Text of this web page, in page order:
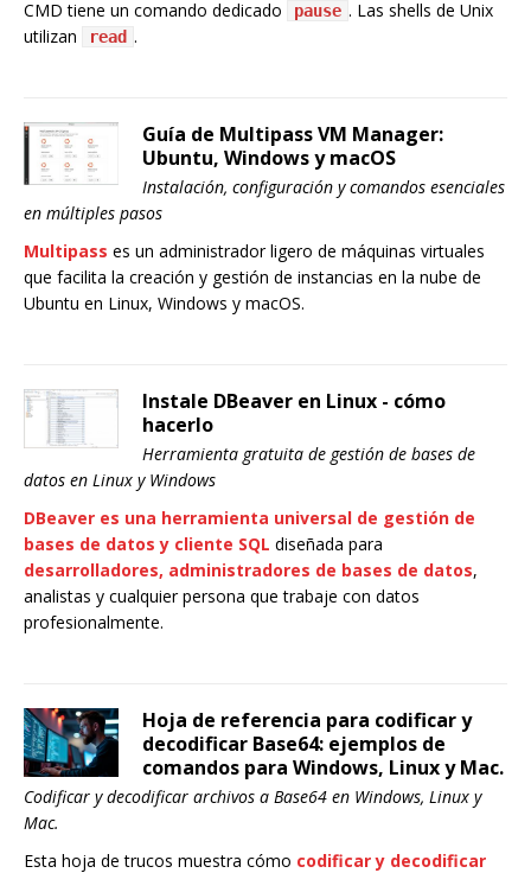
CMD tiene un comando dedicado
pause . Las shells de Unix
utilizan
read .
Guía de Multipass VM Manager:
Ubuntu, Windows y macOS
Instalación, configuración y comandos esenciales
en múltiples pasos
Multipass es un administrador ligero de máquinas virtuales
que facilita la creación y gestión de instancias en la nube de
Ubuntu en Linux, Windows y macOS.
Instale DBeaver en Linux - cómo
hacerlo
Herramienta gratuita de gestión de bases de
datos en Linux y Windows
DBeaver es una herramienta universal de gestión de
bases de datos y cliente SQL diseñada para
desarrolladores, administradores de bases de datos,
analistas y cualquier persona que trabaje con datos
profesionalmente.
Hoja de referencia para codificar y
decodificar Base64: ejemplos de
comandos para Windows, Linux y Mac.
Codificar y decodificar archivos a Base64 en Windows, Linux y
Mac.
Esta hoja de trucos muestra cómo codificar y decodificar